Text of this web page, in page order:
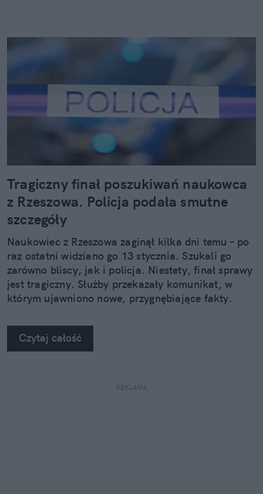
Tragiczny finał poszukiwań naukowca
z Rzeszowa. Policja podała smutne
szczegóły
Naukowiec z Rzeszowa zaginął kilka dni temu – po
raz ostatni widziano go 13 stycznia. Szukali go
zarówno bliscy, jak i policja. Niestety, finał sprawy
jest tragiczny. Służby przekazały komunikat, w
którym ujawniono nowe, przygnębiające fakty.
Czytaj całość
REKLAMA